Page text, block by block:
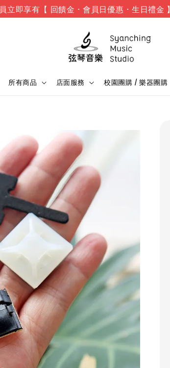
立即享有【 回饋金 · 會員日優惠 · 生日禮金 】
所有商品 店面服務 校園團購 / 樂器團購